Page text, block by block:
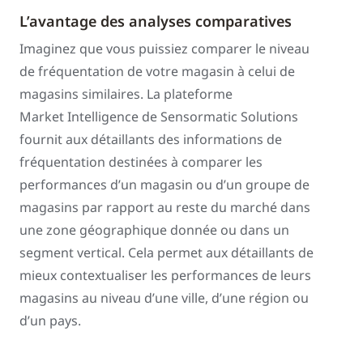
L’avantage des analyses comparatives
Imaginez que vous puissiez comparer le niveau
de fréquentation de votre magasin à celui de
magasins similaires. La plateforme
Market Intelligence de Sensormatic Solutions
fournit aux détaillants des informations de
fréquentation destinées à comparer les
performances d’un magasin ou d’un groupe de
magasins par rapport au reste du marché dans
une zone géographique donnée ou dans un
segment vertical. Cela permet aux détaillants de
mieux contextualiser les performances de leurs
magasins au niveau d’une ville, d’une région ou
d’un pays.